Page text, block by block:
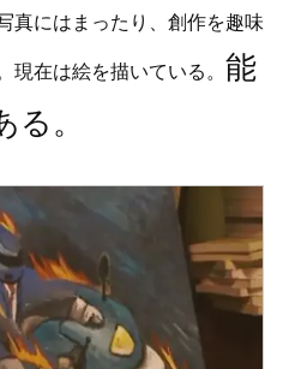
真にはまったり、創作を趣味
現在は絵を描いている。 能
。